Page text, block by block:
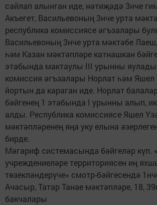
сайлап алынган иде, нәтиҗәдә 3нче
Акъегет, Васильевоның 3нче урта
республика комиссиясе әгъзалары
Васильевоның 3нче урта мәктәбе
һәм Казан мәктәпләре катнашкан
этабында мактаулы III урынны
комиссия әгъзалары Норлат һәм Яшел
йортын да караган иде. Норлат
бәйгенең 1 этабында I урынны алып,
алды. Республика комиссиясе Яшел
мәктәпләренең яңа уку елына
бирде.
Мәгариф системасында бәйгеләр күп.
учреждениеләре территориясен иң
төзекләндерүче» смотр-бәйгесендә
Ачасыр, Татар Танае мәктәпләре, 18,
бакчалары